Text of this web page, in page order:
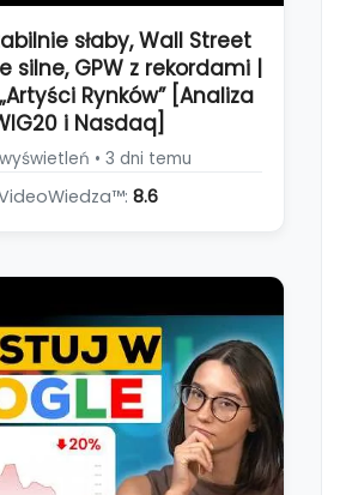
słaby, Wall Street
silne, GPW z rekordami |
Rynków” [Analiza
i Nasdaq]
• 3 dni temu
8.6